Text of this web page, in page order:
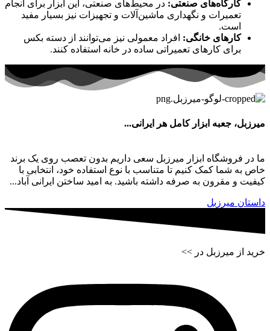
کارگاه‌های صنعتی: در محیط‌های صنعتی، این ابزار برای انجام
تعمیرات و نگهداری ماشین‌آلات و تجهیزات نیز بسیار مفید
است.
کارهای خانگی: افراد معمولی نیز می‌توانند از دسته بکس
برای کارهای تعمیراتی ساده در خانه استفاده کنند.
میرزبل، جعبه ابزار کامل هر ایرانی...
ما در فروشگاه ابزار میرزبل سعی داریم بدون تعصب روی یک برند
خاص به شما کمک کنیم تا متناسب با نوع استفاده خود، انتخابی با
کیفیت و مقرون به صرفه داشته باشید. به امید ساختن ایرانی آباد...
داستان میرزبل
خرید از میرزبل در >>